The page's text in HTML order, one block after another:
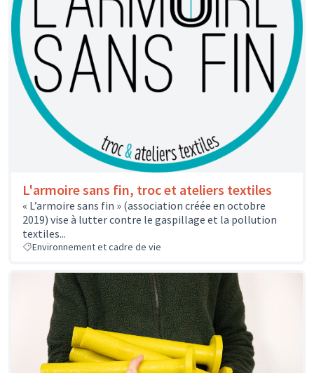
L'armoire sans fin, troc et ateliers textiles
« L’armoire sans fin » (association créée en octobre
2019) vise à lutter contre le gaspillage et la pollution
textiles...
Environnement et cadre de vie